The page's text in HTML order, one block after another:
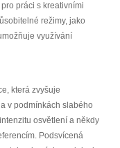
práci s kreativními
režimy, jako
využívání
která zvyšuje
v podmínkách slabého
osvětlení a někdy
Podsvícená